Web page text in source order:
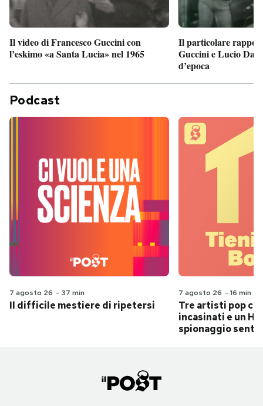
Il video di Francesco Guccini con
l’eskimo «a Santa Lucia» nel 1965
Il particolare
Guccini e Lucio
d’epoca
Podcast
7 agosto 26 - 37 min
Il difficile mestiere di ripetersi
7 agosto 26 - 16 min
Tre artisti pop
incasinati e un
spionaggio